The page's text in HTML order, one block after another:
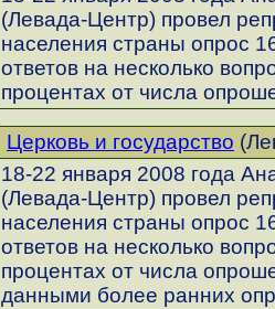
(Левада-Центр) провел
населения страны опрос
ответов на несколько
процентах от числа
Церковь и государство
18-22 января 2008 года
(Левада-Центр) провел
населения страны опрос
ответов на несколько
процентах от числа
данными более ранних